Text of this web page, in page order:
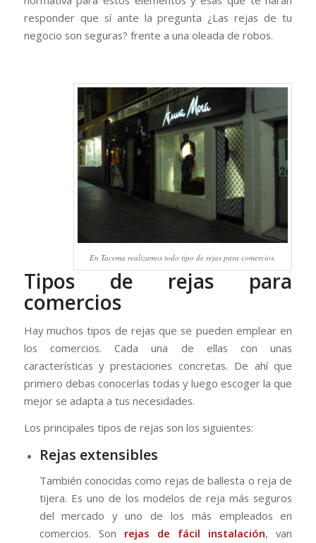
responder que sí ante la pregunta ¿Las rejas de tu
negocio son seguras? frente a una oleada de robos.
En Tacema realizamos todo tipo de rejas para comercios.
Tipos de rejas para
comercios
Hay muchos tipos de rejas que se pueden emplear en
los comercios. Cada una de ellas con unas
características y prestaciones concretas. De ahí que
primero debas conocerlas todas y luego escoger la que
mejor se adapta a tus necesidades.
Los principales tipos de rejas son los siguientes:
Rejas extensibles
También conocidas como rejas de ballesta o reja de
tijera. Es uno de los modelos de reja más seguros
del mercado y uno de los más empleados en
comercios. Son rejas de fácil instalación, van